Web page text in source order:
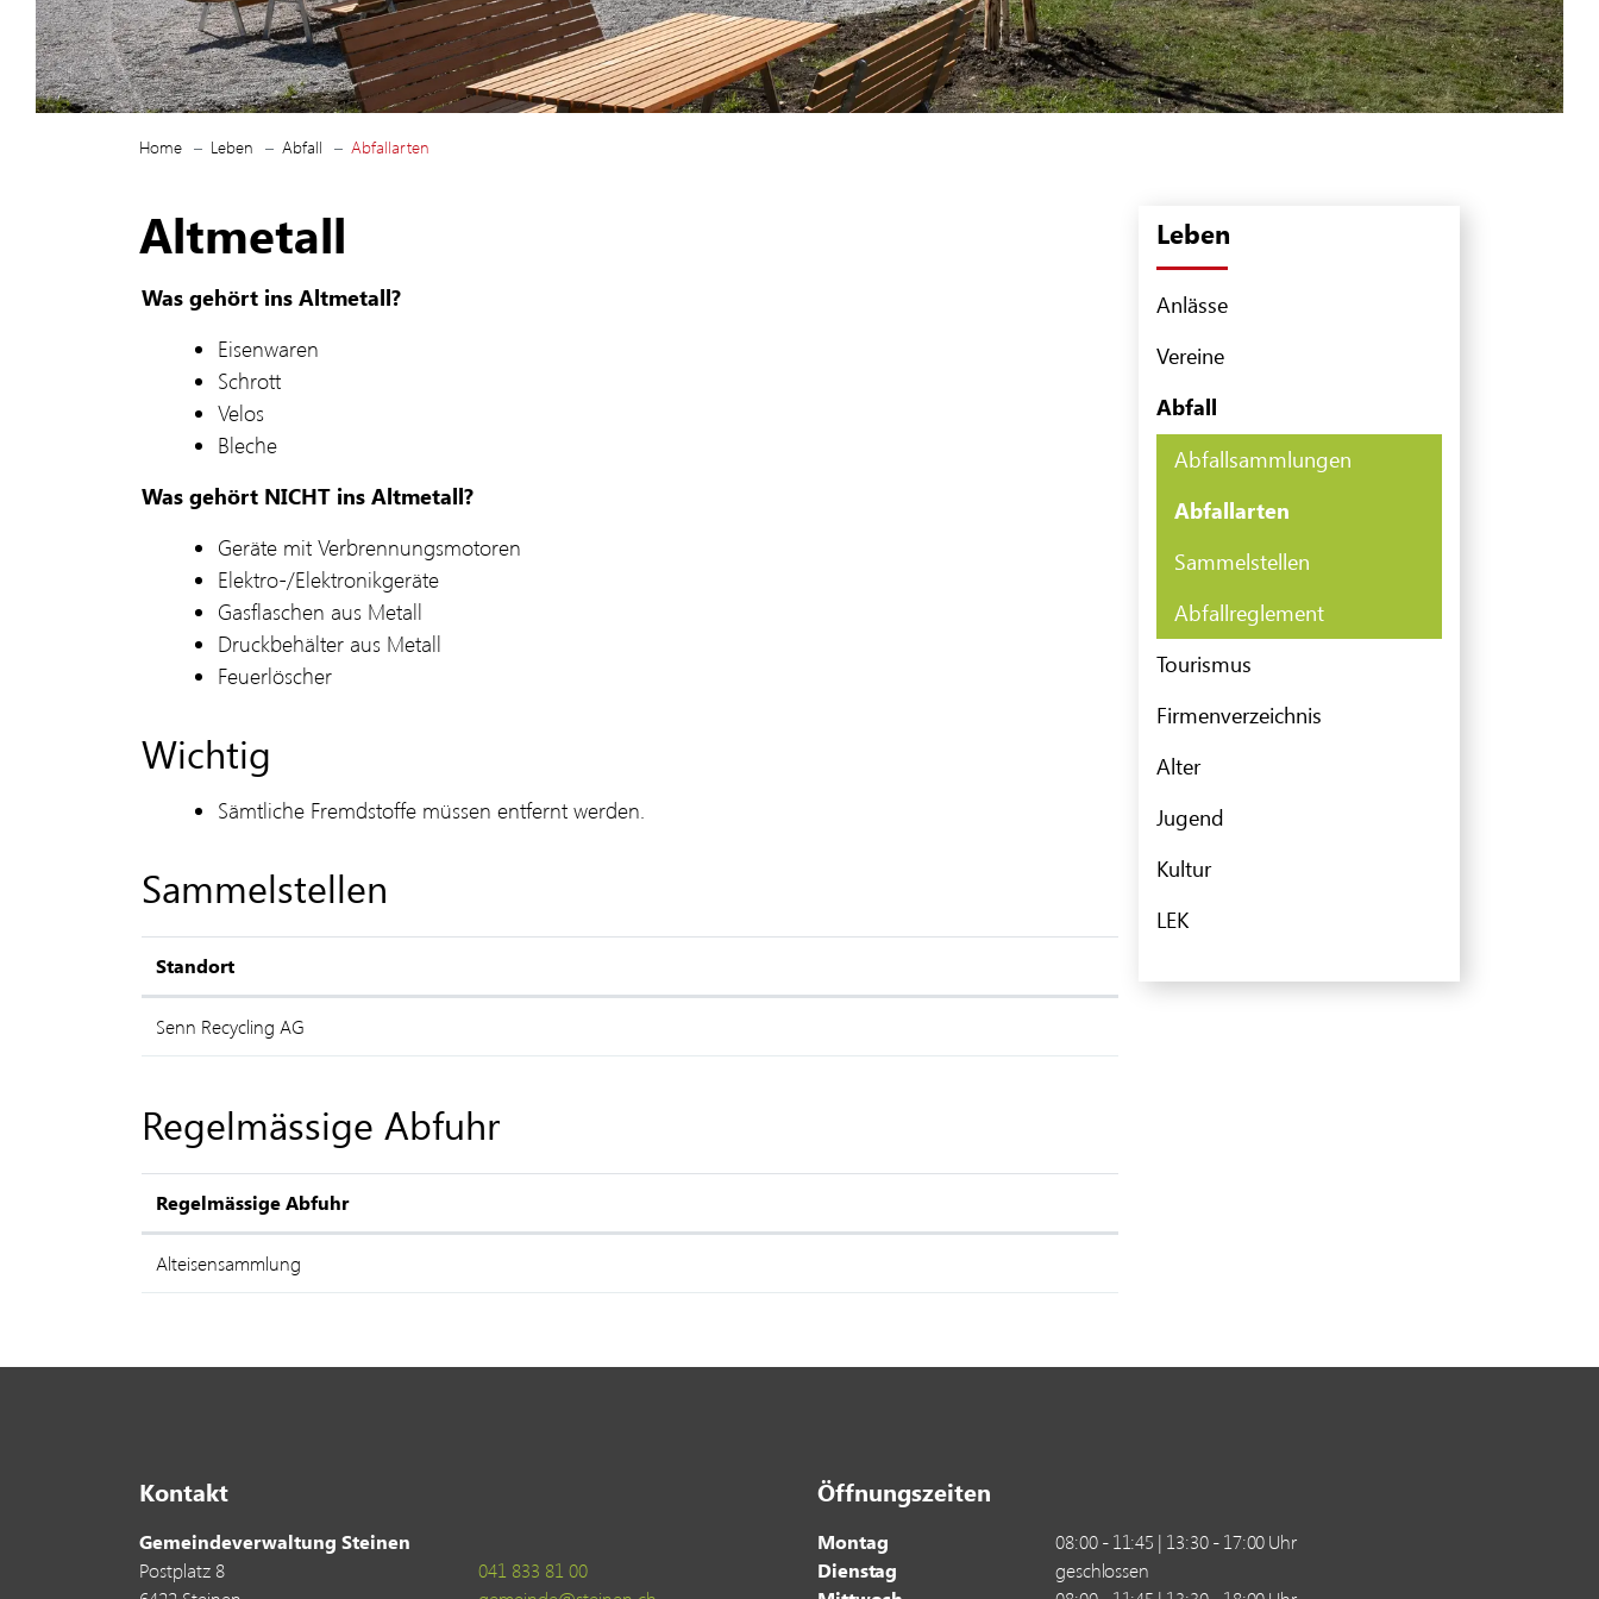
Home Leben Abfall Abfallarten
Leben
Anlässe
Vereine
Abfall
Abfallsammlungen
Abfallarten
(ausgewählt)
Sammelstellen
Abfallreglement
Tourismus
Firmenverzeichnis
Alter
Jugend
Kultur
LEK
Altmetall
Was gehört ins Altmetall?
Eisenwaren
Schrott
Velos
Bleche
Was gehört NICHT ins Altmetall?
Geräte mit Verbrennungsmotoren
Elektro-/Elektronikgeräte
Gasflaschen aus Metall
Druckbehälter aus Metall
Feuerlöscher
Wichtig
Sämtliche Fremdstoffe müssen entfernt werden.
Sammelstellen
Standort
Senn Recycling AG
Regelmässige Abfuhr
Regelmässige Abfuhr
Alteisensammlung
Kontakt
Gemeindeverwaltung Steinen
Postplatz 8
041 833 81 00
Öffnungszeiten
Montag
08:00 - 11:45 | 13:30 - 17:00 Uhr
Dienstag
geschlossen